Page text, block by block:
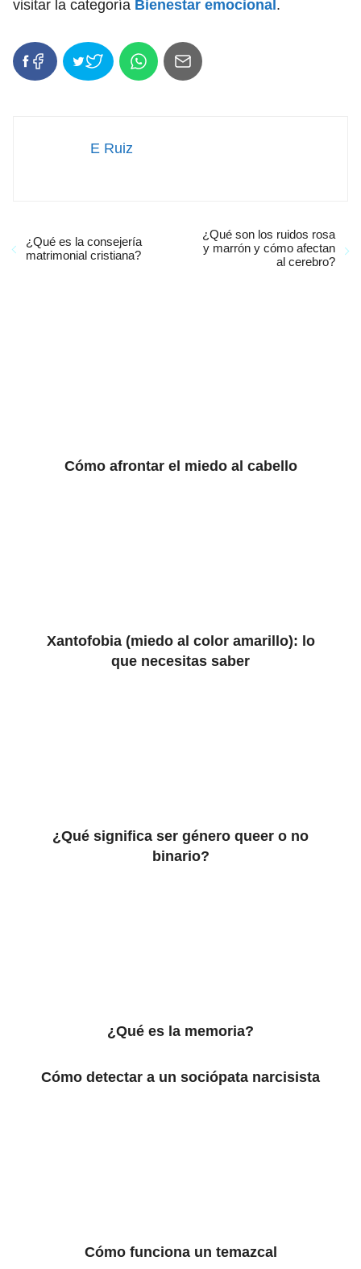
visitar la categoría Bienestar emocional .
E Ruiz
¿Qué es la consejería
matrimonial cristiana?
¿Qué son los ruidos rosa
y marrón y cómo afectan
al cerebro?
Cómo afrontar el miedo al cabello
Xantofobia (miedo al color amarillo): lo
que necesitas saber
¿Qué significa ser género queer o no
binario?
¿Qué es la memoria?
Cómo detectar a un sociópata narcisista
Cómo funciona un temazcal